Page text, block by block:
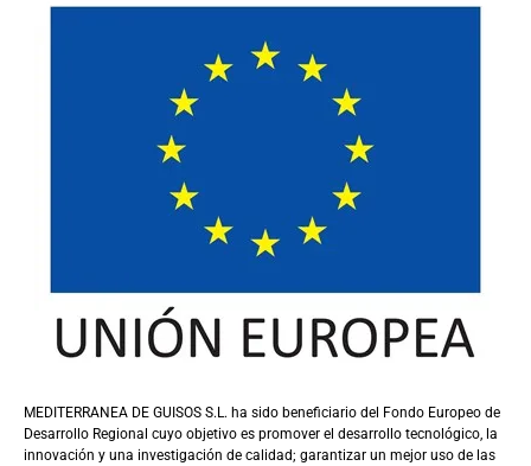
MEDITERRANEA DE GUISOS S.L. ha sido beneficiario del Fondo Europeo de
Desarrollo Regional cuyo objetivo es promover el desarrollo tecnológico, la
innovación y una investigación de calidad; garantizar un mejor uso de las